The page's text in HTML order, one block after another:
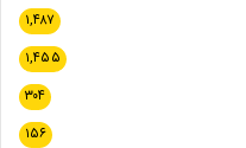
۱,۴۸۷
۱,۴۵۵
۳۰۴
۱۵۶